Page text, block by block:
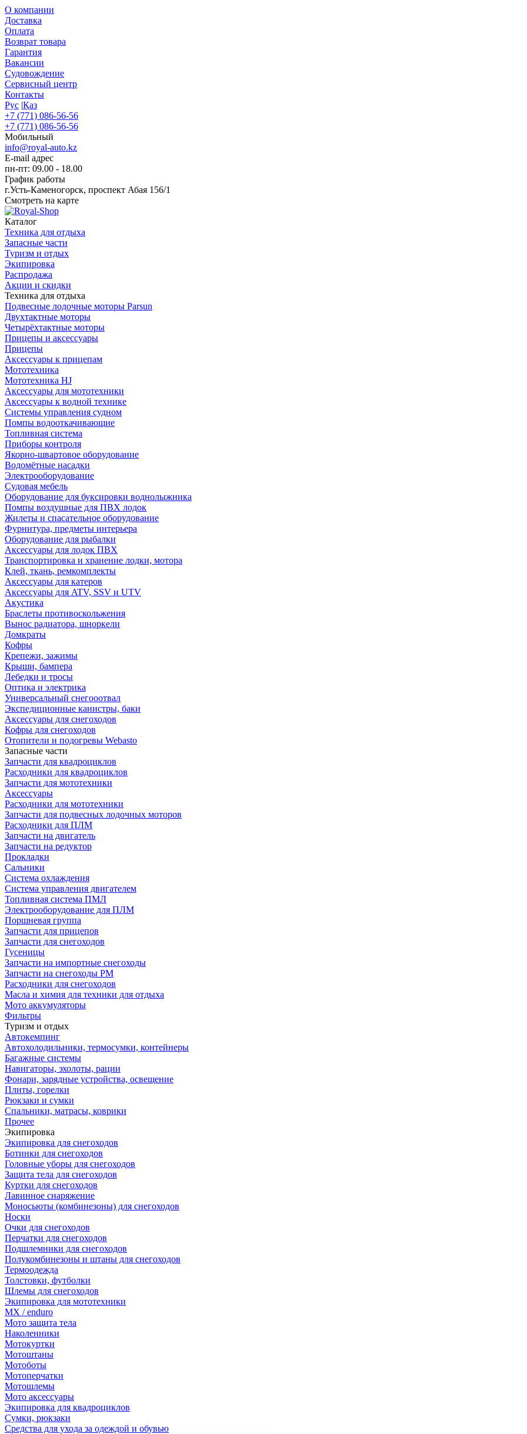
О компании
Доставка
Оплата
Возврат товара
Гарантия
Вакансии
Судовождение
Сервисный центр
Контакты
Рус |Қаз
+7 (771) 086-56-56
+7 (771) 086-56-56
Мобильный
info@royal-auto.kz
E-mail адрес
пн-пт: 09.00 - 18.00
График работы
г.Усть-Каменогорск, проспект Абая 156/1
Смотреть на карте
Каталог
Техника для отдыха
Запасные части
Туризм и отдых
Экипировка
Распродажа
Акции и скидки
Техника для отдыха
Подвесные лодочные моторы Parsun
Двухтактные моторы
Четырёхтактные моторы
Прицепы и аксессуары
Прицепы
Аксессуары к прицепам
Мототехника
Мототехника HJ
Аксессуары для мототехники
Аксессуары к водной технике
Системы управления судном
Помпы водооткачивающие
Топливная система
Приборы контроля
Якорно-швартовое оборудование
Водомётные насадки
Электрооборудование
Судовая мебель
Оборудование для буксировки воднолыжника
Помпы воздушные для ПВХ лодок
Жилеты и спасательное оборудование
Фурнитура, предметы интерьера
Оборудование для рыбалки
Аксессуары для лодок ПВХ
Транспортировка и хранение лодки, мотора
Клей, ткань, ремкомплекты
Аксессуары для катеров
Аксессуары для ATV, SSV и UTV
Акустика
Браслеты противоскольжения
Вынос радиатора, шноркели
Домкраты
Кофры
Крепежи, зажимы
Крыши, бампера
Лебедки и тросы
Оптика и электрика
Универсальный снегооотвал
Экспедиционные канистры, баки
Аксессуары для снегоходов
Кофры для снегоходов
Отопители и подогревы Webasto
Запасные части
Запчасти для квадроциклов
Расходники для квадроциклов
Запчасти для мототехники
Аксессуары
Расходники для мототехники
Запчасти для подвесных лодочных моторов
Расходники для ПЛМ
Запчасти на двигатель
Запчасти на редуктор
Прокладки
Сальники
Система охлаждения
Система управления двигателем
Топливная система ПМЛ
Электрооборудование для ПЛМ
Поршневая группа
Запчасти для прицепов
Запчасти для снегоходов
Гусеницы
Запчасти на импортные снегоходы
Запчасти на снегоходы РМ
Расходники для снегоходов
Масла и химия для техники для отдыха
Мото аккумуляторы
Фильтры
Туризм и отдых
Автокемпинг
Автохолодильники, термосумки, контейнеры
Багажные системы
Навигаторы, эхолоты, рации
Фонари, зарядные устройства, освещение
Плиты, горелки
Рюкзаки и сумки
Спальники, матрасы, коврики
Прочее
Экипировка
Экипировка для снегоходов
Ботинки для снегоходов
Головные уборы для снегоходов
Защита тела для снегоходов
Куртки для снегоходов
Лавинное снаряжение
Моносьюты (комбинезоны) для снегоходов
Носки
Очки для снегоходов
Перчатки для снегоходов
Подшлемники для снегоходов
Полукомбинезоны и штаны для снегоходов
Термоодежда
Толстовки, футболки
Шлемы для снегоходов
Экипировка для мототехники
MX / enduro
Мото защита тела
Наколенники
Мотокуртки
Мотоштаны
Мотоботы
Мотоперчатки
Мотошлемы
Мото аксессуары
Экипировка для квадроциклов
Сумки, рюкзаки
Средства для ухода за одеждой и обувью